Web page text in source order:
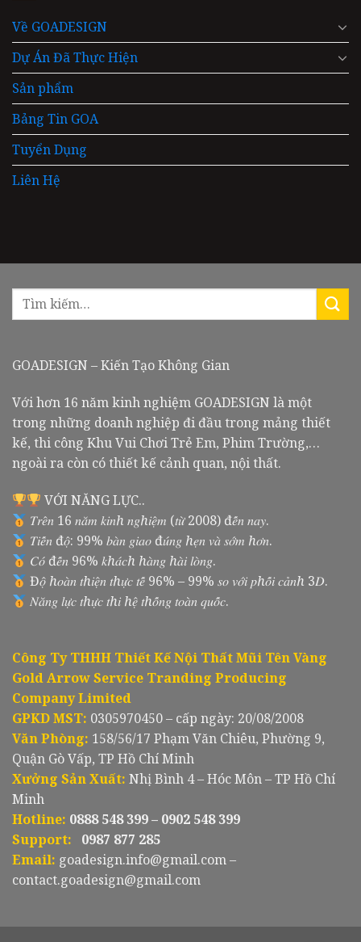
Về GOADESIGN
Dự Án Đã Thực Hiện
Sản phẩm
Bảng Tin GOA
Tuyển Dụng
Liên Hệ
GOADESIGN – Kiến Tạo Không Gian
Với hơn 16 năm kinh nghiệm GOADESIGN là một
trong những doanh nghiệp đi đầu trong mảng thiết
kế, thi công Khu Vui Chơi Trẻ Em, Phim Trường,…
ngoài ra còn có thiết kế cảnh quan, nội thất.
VỚI NĂNG LỰC..
𝑇𝑟𝑒̂𝑛 16 𝑛𝑎̆𝑚 𝑘𝑖𝑛ℎ 𝑛𝑔ℎ𝑖𝑒̣̂𝑚 (𝑡𝑢̛̀ 2008) đ𝑒̂́𝑛 𝑛𝑎𝑦.
𝑇𝑖𝑒̂́𝑛 đ𝑜̣̂: 99% 𝑏𝑎̀𝑛 𝑔𝑖𝑎𝑜 đ𝑢́𝑛𝑔 ℎ𝑒̣𝑛 𝑣𝑎̀ 𝑠𝑜̛́𝑚 ℎ𝑜̛𝑛.
𝐶𝑜́ đ𝑒̂́𝑛 96% 𝑘ℎ𝑎́𝑐ℎ ℎ𝑎̀𝑛𝑔 ℎ𝑎̀𝑖 𝑙𝑜̀𝑛𝑔.
Đ𝑜̣̂ ℎ𝑜𝑎̀𝑛 𝑡ℎ𝑖𝑒̣̂𝑛 𝑡ℎ𝑢̛̣𝑐 𝑡𝑒̂́ 96% – 99% 𝑠𝑜 𝑣𝑜̛́𝑖 𝑝ℎ𝑜̂́𝑖 𝑐𝑎̉𝑛ℎ 3𝐷.
𝑁𝑎̆𝑛𝑔 𝑙𝑢̛̣𝑐 𝑡ℎ𝑢̛̣𝑐 𝑡ℎ𝑖 ℎ𝑒̣̂ 𝑡ℎ𝑜̂́𝑛𝑔 𝑡𝑜𝑎̀𝑛 𝑞𝑢𝑜̂́𝑐.
Công Ty THHH Thiết Kế Nội Thất Mũi Tên Vàng
Gold Arrow Service Tranding Producing
Company Limited
GPKD MST: 0305970450 – cấp ngày: 20/08/2008
Văn Phòng: 158/56/17 Phạm Văn Chiêu, Phường 9,
Quận Gò Vấp, TP Hồ Chí Minh
Xưởng Sản Xuất: Nhị Bình 4 – Hóc Môn – TP Hồ Chí
Minh
Hotline: 0888 548 399 – 0902 548 399
Support:
0987 877 285
Email: goadesign.info@gmail.com –
contact.goadesign@gmail.com